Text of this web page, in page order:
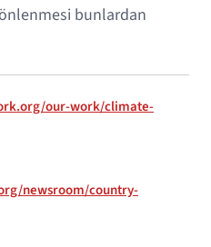
önlenmesi bunlardan
our-work/climate-
newsroom/country-